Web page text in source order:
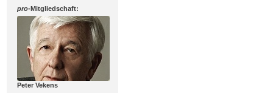
pro-Mitgliedschaft:
Peter Vekens